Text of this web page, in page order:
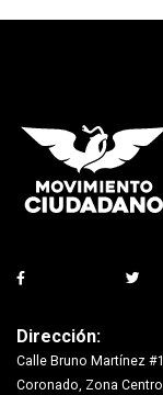
Dirección:
Calle Bruno Martínez
Coronado, Zona